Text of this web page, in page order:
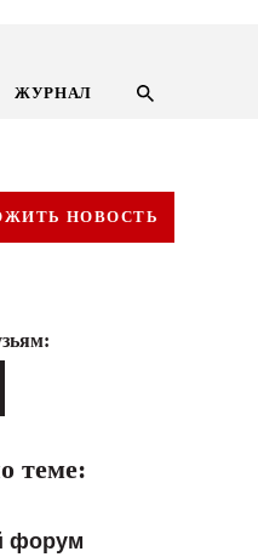
ЖУРНАЛ
ПОРТАЛ
НОВОСТЬ
теме:
форум